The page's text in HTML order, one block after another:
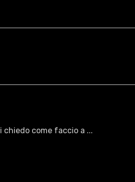
chiedo come faccio a ...